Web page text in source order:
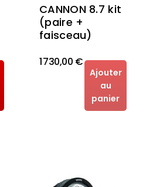
CANNON 8.7 kit
(paire +
faisceau)
1 730,00 €
Ajouter
au
panier